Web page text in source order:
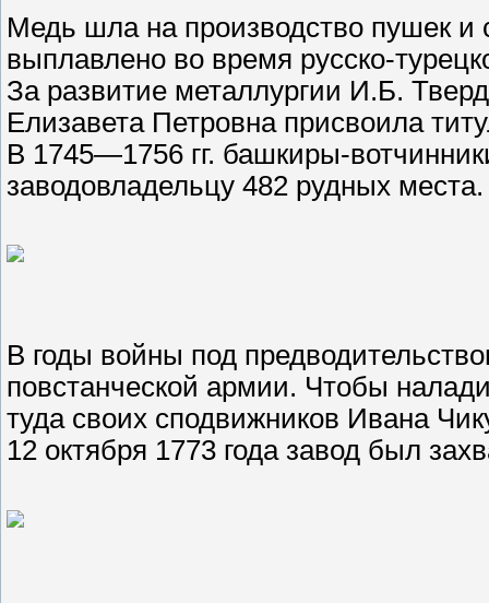
Медь шла на производство пушек
выплавлено во время русско-
За развитие металлургии И.Б.
Елизавета Петровна присвоила
В 1745—1756 гг. башкиры-
заводовладельцу 482 рудных места.
В годы войны под
повстанческой армии. Чтобы
туда своих сподвижников Ивана
12 октября 1773 года завод был